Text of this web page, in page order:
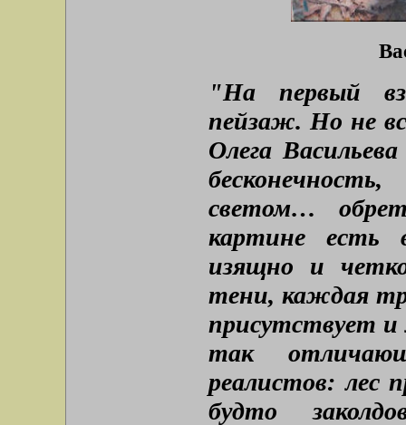
"На первый
пейзаж. Но не
Олега
светом…
картине есть
изящно и
тени, каждая
присутствует
так
реалистов: лес
будто